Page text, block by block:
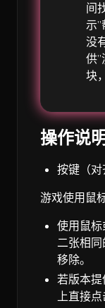
间
示
没
供
块
操作说
按键（对
游戏使用鼠
使用鼠
二张相
移除。
若版本提
上直接点